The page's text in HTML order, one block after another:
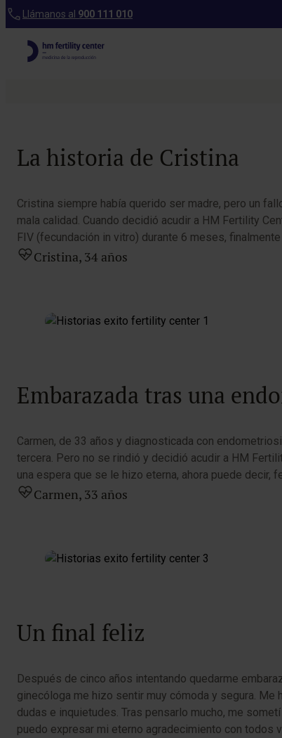
Llámanos al 900 111 010
Inicio
Descubre cómo HM Fertility Center ha
La historia de Cristina
Cristina siempre había querido ser madre, pero un
mala calidad. Cuando decidió acudir a HM Fertility
FIV (fecundación in vitro) durante 6 meses,
Cristina, 34 años
Embarazada tras una
Carmen, de 33 años y diagnosticada con
tercera. Pero no se rindió y decidió acudir a HM
una espera que se le hizo eterna, ahora puede
Carmen, 33 años
Un final feliz
Después de cinco años intentando quedarme
ginecóloga me hizo sentir muy cómoda y segura.
dudas e inquietudes. Tras pensarlo mucho, me
puedo expresar mi eterno agradecimiento con todos